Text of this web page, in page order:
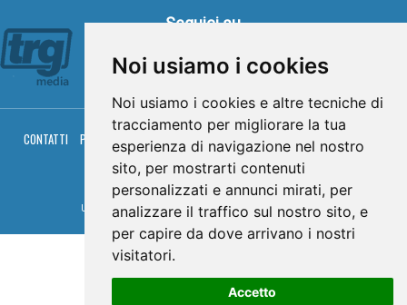
Noi usiamo i cookies
Noi usiamo i cookies e altre tecniche di
tracciamento per migliorare la tua
esperienza di navigazione nel nostro
sito, per mostrarti contenuti
personalizzati e annunci mirati, per
analizzare il traffico sul nostro sito, e
per capire da dove arrivano i nostri
visitatori.
Accetto
Seguici su
CONTATTI PRIVACY COOKIES PALINSESTO DIRETTA TV
DIRETTA RADIO
RGM HITRADIO
© TRG Media 2005-2026
Umbria Televisioni s.r.l. - P.I.00496230541 - www.trgmedia.it- Powered by